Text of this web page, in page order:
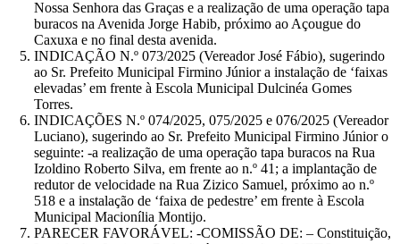
Nossa Senhora das Graças e a realização de uma operação tapa
buracos na Avenida Jorge Habib, próximo ao Açougue do
Caxuxa e no final desta avenida.
INDICAÇÃO N.º 073/2025 (Vereador José Fábio), sugerindo
ao Sr. Prefeito Municipal Firmino Júnior a instalação de ‘faixas
elevadas’ em frente à Escola Municipal Dulcinéa Gomes
Torres.
INDICAÇÕES N.º 074/2025, 075/2025 e 076/2025 (Vereador
Luciano), sugerindo ao Sr. Prefeito Municipal Firmino Júnior o
seguinte: -a realização de uma operação tapa buracos na Rua
Izoldino Roberto Silva, em frente ao n.º 41; a implantação de
redutor de velocidade na Rua Zizico Samuel, próximo ao n.º
518 e a instalação de ‘faixa de pedestre’ em frente à Escola
Municipal Macionília Montijo.
PARECER FAVORÁVEL: -COMISSÃO DE: – Constituição,